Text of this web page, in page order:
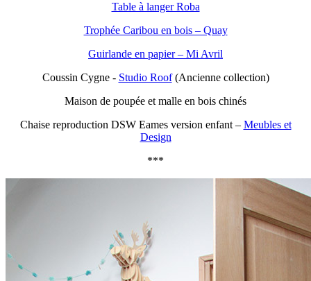
Table à langer Roba
Trophée Caribou en bois – Quay
Guirlande en papier – Mi Avril
Coussin Cygne - Studio Roof(Ancienne collection)
Maison de poupée et malle en bois chinés
Chaise reproduction DSW Eames version enfant – Meubles et
Design
***